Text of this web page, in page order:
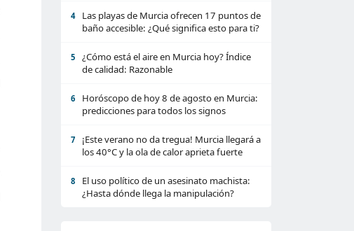
4
Las playas de Murcia ofrecen 17 puntos de
baño accesible: ¿Qué significa esto para ti?
5
¿Cómo está el aire en Murcia hoy? Índice
de calidad: Razonable
6
Horóscopo de hoy 8 de agosto en Murcia:
predicciones para todos los signos
7
¡Este verano no da tregua! Murcia llegará a
los 40°C y la ola de calor aprieta fuerte
8
El uso político de un asesinato machista:
¿Hasta dónde llega la manipulación?